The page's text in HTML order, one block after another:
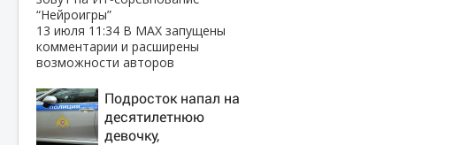
“Нейроигры”
13 июля 11:34 В МАХ запущены
комментарии и расширены
возможности авторов
Подросток напал на
десятилетнюю
девочку,